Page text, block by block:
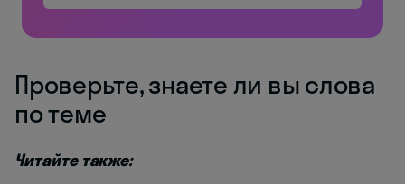
Проверьте, знаете ли вы слова
по теме
Читайте также: